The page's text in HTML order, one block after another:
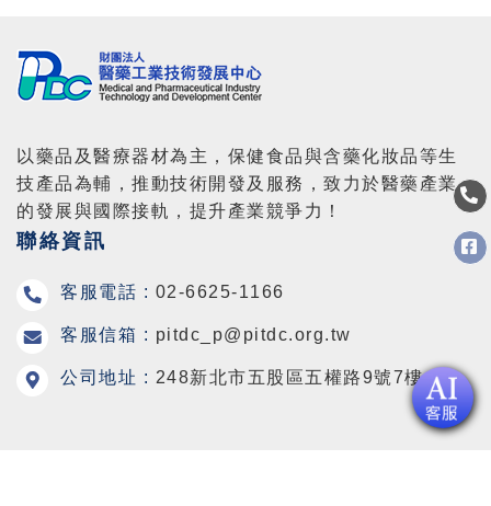
以藥品及醫療器材為主，保健食品與含藥化妝品等生
技產品為輔，推動技術開發及服務，致力於醫藥產業
的發展與國際接軌，提升產業競爭力！
聯絡資訊
客服電話 : 02-6625-1166
客服信箱 : pitdc_p@pitdc.org.tw
公司地址 : 248新北市五股區五權路9號7樓